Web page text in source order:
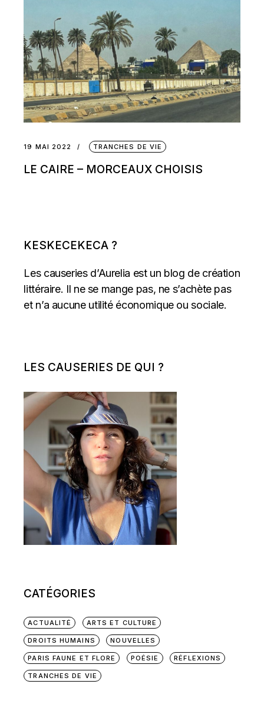
19 MAI 2022 TRANCHES DE VIE
LE CAIRE – MORCEAUX CHOISIS
KESKECEKECA ?
Les causeries d’Aurelia est un blog de création
littéraire. Il ne se mange pas, ne s’achète pas
et n’a aucune utilité économique ou sociale.
LES CAUSERIES DE QUI ?
CATÉGORIES
ACTUALITÉ ARTS ET CULTURE
DROITS HUMAINS NOUVELLES
PARIS FAUNE ET FLORE POÉSIE RÉFLEXIONS
TRANCHES DE VIE